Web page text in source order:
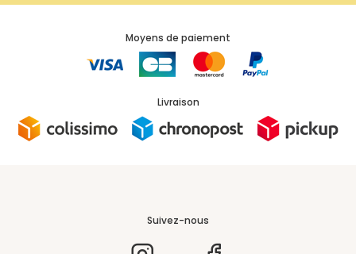
Moyens de paiement
Livraison
Suivez-nous